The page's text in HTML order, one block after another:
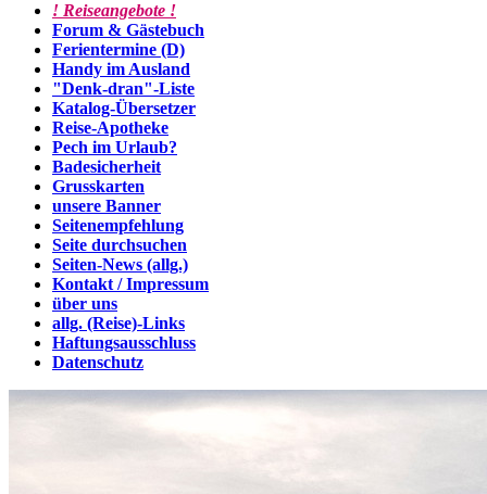
! Reiseangebote !
Forum & Gästebuch
Ferientermine (D)
Handy im Ausland
"Denk-dran"-Liste
Katalog-Übersetzer
Reise-Apotheke
Pech im Urlaub?
Badesicherheit
Grusskarten
unsere Banner
Seitenempfehlung
Seite durchsuchen
Seiten-News (allg.)
Kontakt / Impressum
über uns
allg. (Reise)-Links
Haftungsausschluss
Datenschutz